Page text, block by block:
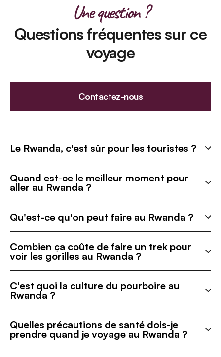
Une question ?
Questions fréquentes sur ce
voyage
Contactez-nous
Le Rwanda, c'est sûr pour les touristes ?
Quand est-ce le meilleur moment pour
aller au Rwanda ?
Qu'est-ce qu'on peut faire au Rwanda ?
Combien ça coûte de faire un trek pour
voir les gorilles au Rwanda ?
C'est quoi la culture du pourboire au
Rwanda ?
Quelles précautions de santé dois-je
prendre quand je voyage au Rwanda ?